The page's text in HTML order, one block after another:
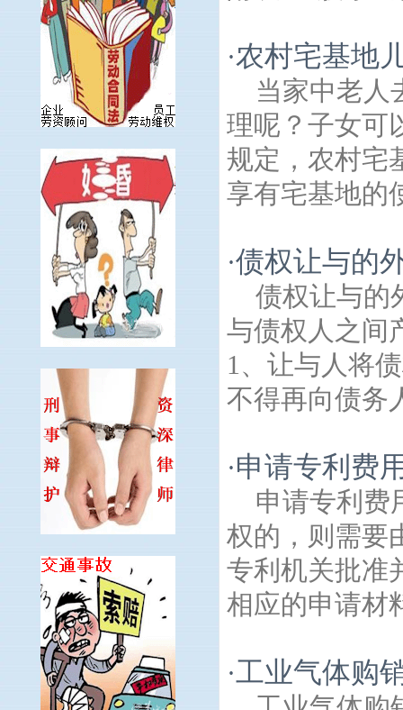
·农村宅基地
当家中老人
理呢？子女可
规定，农村宅
享有宅基地的
·债权让与的
债权让与的
与债权人之间
1、让与人将
不得再向债务
·申请专利费
申请专利费
权的，则需要
专利机关批准
相应的申请材
·工业气体购